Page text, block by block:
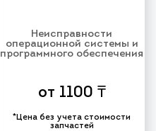
Неисправности
операционной системы и
программного обеспечения
от 1100 ₸
*Цена без учета стоимости
запчастей